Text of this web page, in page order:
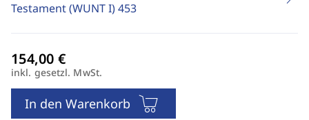
Testament (WUNT I)453
inkl. gesetzl. MwSt.
In den Warenkorb